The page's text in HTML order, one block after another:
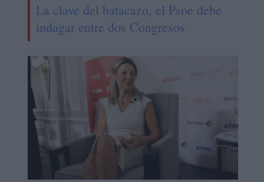
La clave del batacazo, el Psoe debe
indagar entre dos Congresos